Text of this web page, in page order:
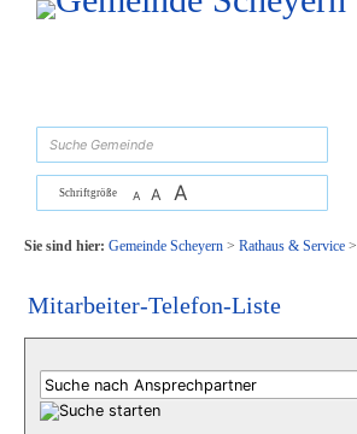
Zum Inhalt, zur Navigationoder zur Startseite springen.
Schriftgröße A A A
Sie sind hier: Gemeinde Scheyern> Rathaus & Service>
Mitarbeiter-Telefon-Liste